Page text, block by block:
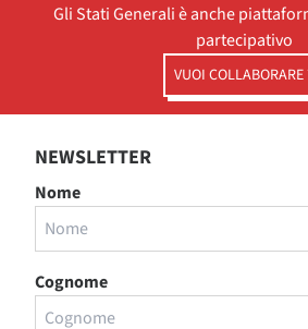
Gli Stati Generali è anche
partecipativo
VUOI COLLABORARE
NEWSLETTER
Nome
Cognome